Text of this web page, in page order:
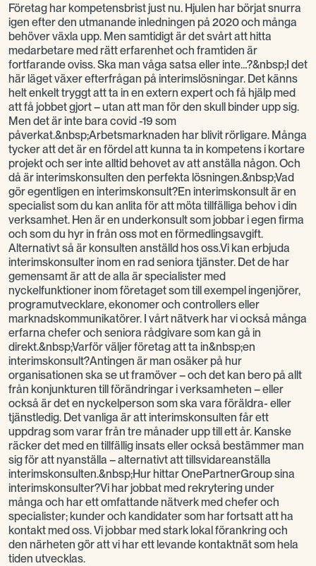
Företag har kompetensbrist just nu. Hjulen har börjat snurra
igen efter den utmanande inledningen på 2020 och många
behöver växla upp. Men samtidigt är det svårt att hitta
medarbetare med rätt erfarenhet och framtiden är
fortfarande oviss. Ska man våga satsa eller inte…?&nbsp;I det
här läget växer efterfrågan på interimslösningar. Det känns
helt enkelt tryggt att ta in en extern expert och få hjälp med
att få jobbet gjort – utan att man för den skull binder upp sig.
Men det är inte bara covid -19 som
påverkat.&nbsp;Arbetsmarknaden har blivit rörligare. Många
tycker att det är en fördel att kunna ta in kompetens i kortare
projekt och ser inte alltid behovet av att anställa någon. Och
då är interimskonsulten den perfekta lösningen.&nbsp;Vad
gör egentligen en interimskonsult?En interimskonsult är en
specialist som du kan anlita för att möta tillfälliga behov i din
verksamhet. Hen är en underkonsult som jobbar i egen firma
och som du hyr in från oss mot en förmedlingsavgift.
Alternativt så är konsulten anställd hos oss.Vi kan erbjuda
interimskonsulter inom en rad seniora tjänster. Det de har
gemensamt är att de alla är specialister med
nyckelfunktioner inom företaget som till exempel ingenjörer,
programutvecklare, ekonomer och controllers eller
marknadskommunikatörer. I vårt nätverk har vi också många
erfarna chefer och seniora rådgivare som kan gå in
direkt.&nbsp;Varför väljer företag att ta in&nbsp;en
interimskonsult?­Antingen är man osäker på hur
organisationen ska se ut framöver – och det kan bero på allt
från konjunkturen till förändringar i verksamheten – eller
också är det en nyckelperson som ska vara föräldra- eller
tjänstledig. Det vanliga är att interimskonsulten får ett
uppdrag som varar från tre månader upp till ett år. Kanske
räcker det med en tillfällig insats eller också bestämmer man
sig för att nyanställa – alternativt att tillsvidareanställa
interimskonsulten.&nbsp;Hur hittar OnePartnerGroup sina
interimskonsulter?Vi har jobbat med rekrytering under
många och har ett omfattande nätverk med chefer och
specialister; kunder och kandidater som har fortsatt att ha
kontakt med oss. Vi jobbar med stark lokal förankring och
den närheten gör att vi har ett levande kontaktnät som hela
tiden utvecklas.